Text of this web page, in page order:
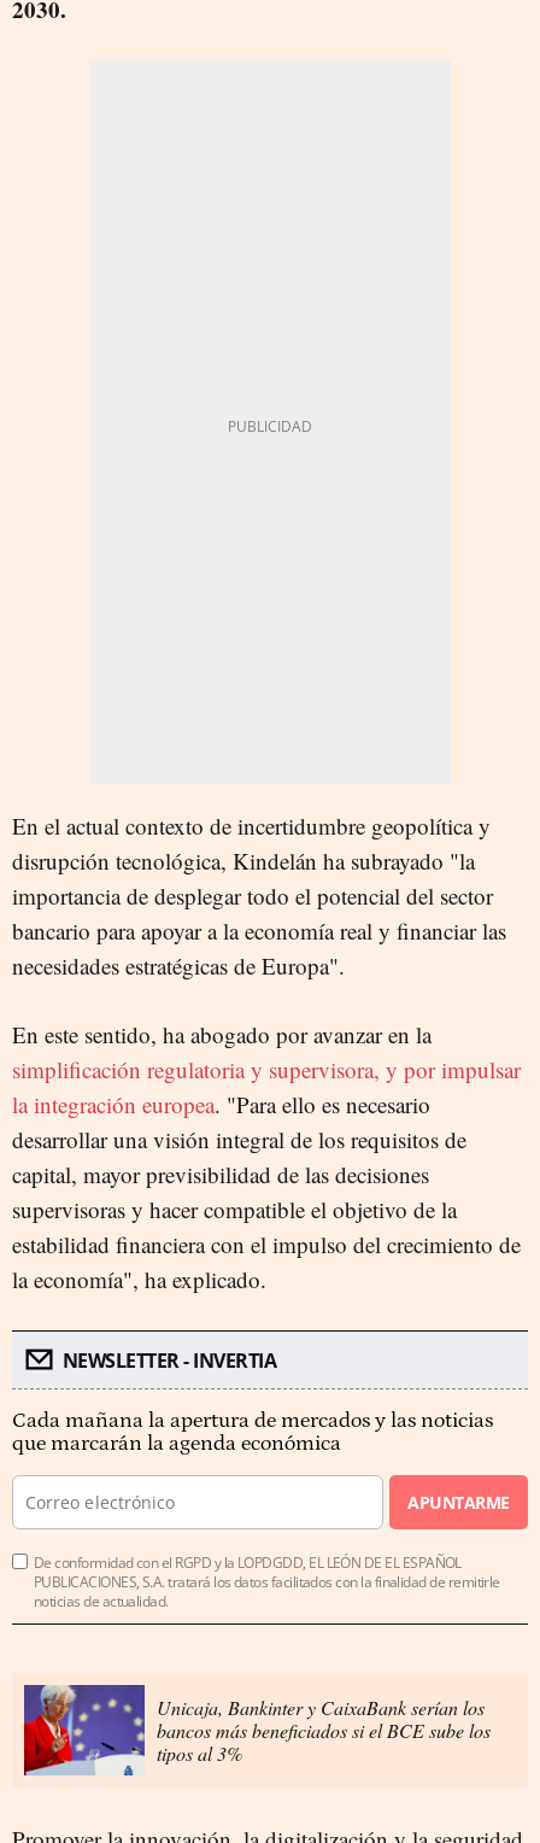
2030.
En el actual contexto de incertidumbre geopolítica y
disrupción tecnológica, Kindelán ha subrayado "la
importancia de desplegar todo el potencial del sector
bancario para apoyar a la economía real y financiar las
necesidades estratégicas de Europa".
En este sentido, ha abogado por avanzar en la
simplificación regulatoria y supervisora, y por impulsar
la integración europea. "Para ello es necesario
desarrollar una visión integral de los requisitos de
capital, mayor previsibilidad de las decisiones
supervisoras y hacer compatible el objetivo de la
estabilidad financiera con el impulso del crecimiento de
la economía", ha explicado.
NEWSLETTER - INVERTIA
Cada mañana la apertura de mercados y las noticias
que marcarán la agenda económica
APUNTARME
De conformidad con el RGPD y la LOPDGDD, EL LEÓN DE EL ESPAÑOL
PUBLICACIONES, S.A. tratará los datos facilitados con la finalidad de remitirle
noticias de actualidad.
Unicaja, Bankinter y CaixaBank serían los
bancos más beneficiados si el BCE sube los
tipos al 3%